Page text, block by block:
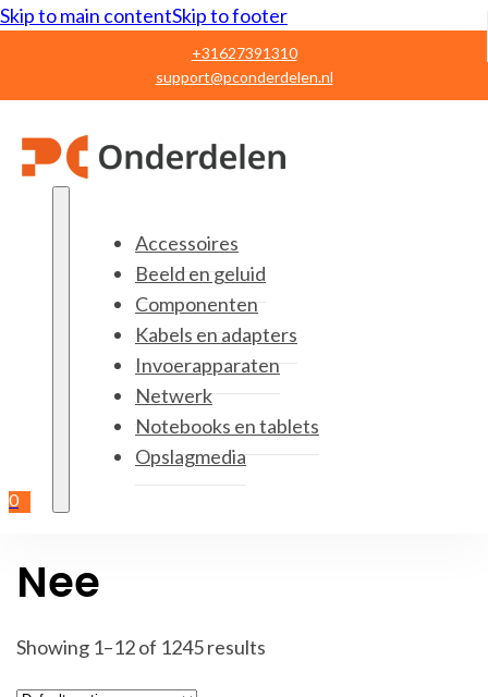
Skip to main contentSkip to footer
+31627391310
support@pconderdelen.nl
0
Accessoires
Beeld en geluid
Componenten
Kabels en adapters
Invoerapparaten
Netwerk
Notebooks en tablets
Opslagmedia
Nee
Showing 1–12 of 1245 results